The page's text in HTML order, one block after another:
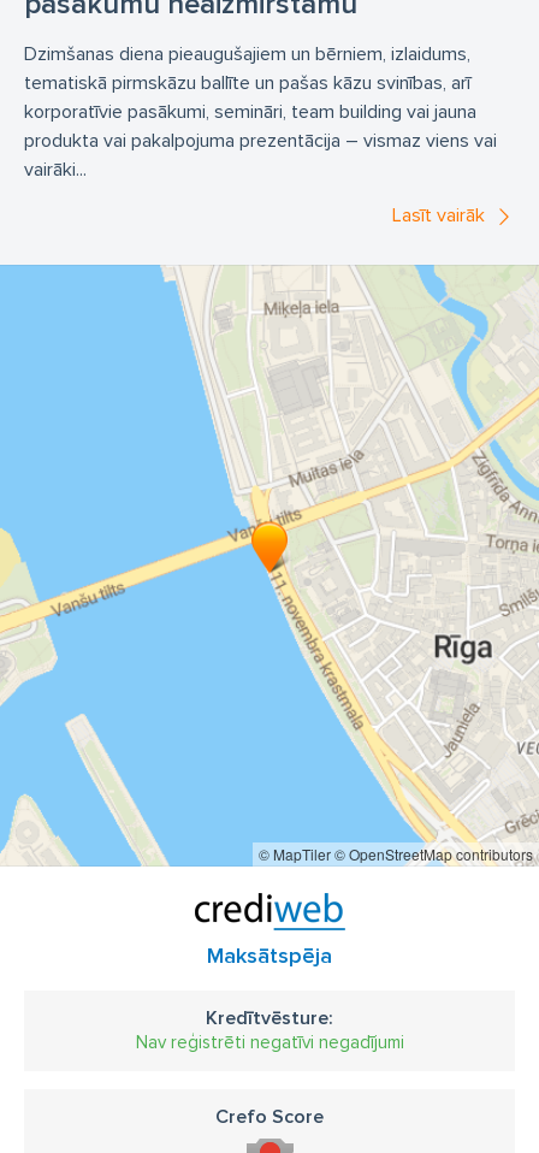
Dzimšanas diena pieaugušajiem un bērniem, izlaidums,
tematiskā pirmskāzu ballīte un pašas kāzu svinības, arī
korporatīvie pasākumi, semināri, team building vai jauna
produkta vai pakalpojuma prezentācija – vismaz viens vai
vairāki...
Lasīt vairāk
© MapTiler© OpenStreetMap contributors
Maksātspēja
Kredītvēsture:
Nav reģistrēti negatīvi negadījumi
Crefo Score